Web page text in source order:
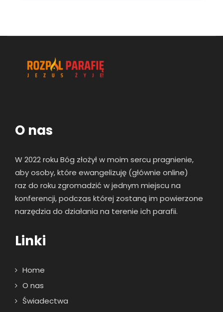
O nas
W 2022 roku Bóg złożył w moim sercu pragnienie,
aby osoby, które ewangelizuję (głównie online)
raz do roku zgromadzić w jednym miejscu na
konferencji, podczas której zostaną im powierzone
narzędzia do działania na terenie ich parafii.
Linki
Home
O nas
Świadectwa